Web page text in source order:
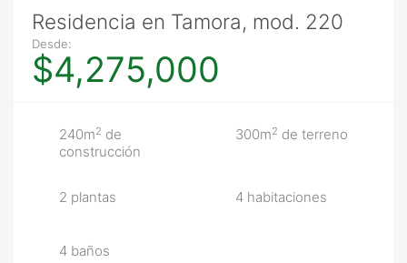
Residencia en Tamora, mod. 220
Desde:
$4,275,000
240m2 de
construcción
300m2 de terreno
2 plantas 4 habitaciones
4 baños